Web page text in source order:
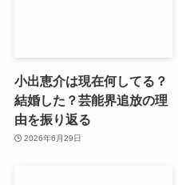
小出恵介は現在何してる？
結婚した？芸能界追放の理
由を振り返る
2026年6月29日